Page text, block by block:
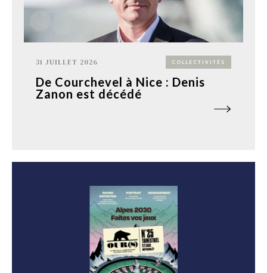
31 JUILLET 2026 COLLECTIVITÉS
De Courchevel à Nice : Denis
Zanon est décédé